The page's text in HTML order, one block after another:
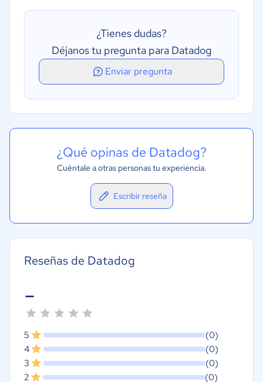
Monitorización y gestión remota
¿Tienes dudas?
Déjanos tu pregunta para Datadog
Enviar pregunta
¿Qué opinas de Datadog?
Cuéntale a otras personas tu experiencia.
Escribir reseña
Reseñas de Datadog
-
5
(0)
4
(0)
3
(0)
2
(0)